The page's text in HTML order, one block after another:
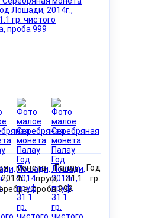
монета Палау Год
пруф, 31.1 гр.
проба 999